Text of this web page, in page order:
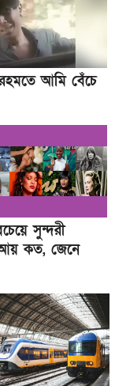
আমি বেঁচে
সুন্দরী
আয় কত, জেনে